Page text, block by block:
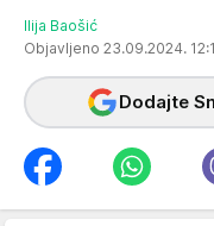
Ilija Baošić
Objavljeno 23.09.2024.
Dodajte